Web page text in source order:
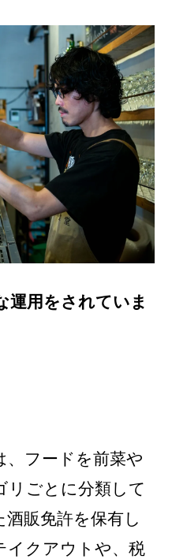
運用をされていま
フードを前菜や
リごとに分類して
販免許を保有し
イクアウトや、税